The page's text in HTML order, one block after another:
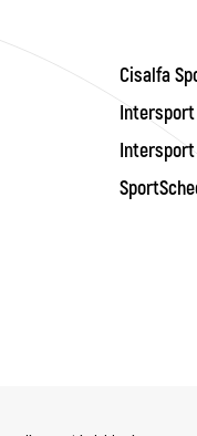
Cisalfa
Intersport
Intersport